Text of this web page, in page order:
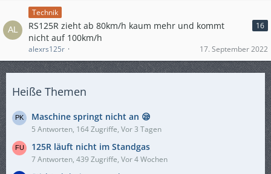
Technik
RS125R zieht ab 80km/h kaum mehr und kommt
nicht auf 100km/h
16
alexrs125r 17. September 2022
Heiße Themen
Maschine springt nicht an 😪
5 Antworten, 164 Zugriffe, Vor 3 Tagen
125R läuft nicht im Standgas
7 Antworten, 439 Zugriffe, Vor 4 Wochen